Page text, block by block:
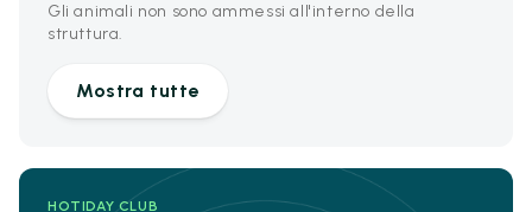
Gli animali non sono ammessi all'interno della
struttura.
Mostra tutte
HOTIDAY CLUB